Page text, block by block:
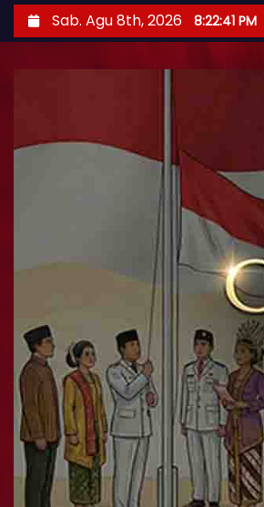
Sab. Agu 8th, 2026 8:22:42 PM